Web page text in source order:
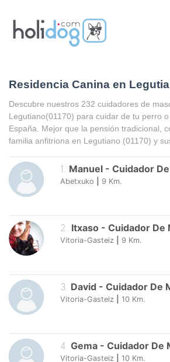
Residencia Canina en
Descubre nuestros 232 cuidadores de
Legutiano(01170) para cuidar de tu perro
España. Mejor que la pensión tradicional,
familia anfitriona en Legutiano (01170) y
1 Manuel - Cuidador
Abetxuko 9 Km.
2. Itxaso - Cuidador De
Vitoria-Gasteiz 9 Km.
3. David - Cuidador De
Vitoria-Gasteiz 10 Km.
4. Gema - Cuidador De
Vitoria-Gasteiz 10 Km.